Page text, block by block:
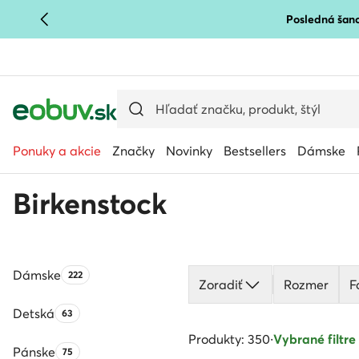
PREJSŤ NA HLAVNÝ OBSAH Posledná
Ponuky a akcie Značky Novinky Bestsellers Dámske
Birkenstock
DámskePočet produktov:
222
DetskáPočet produktov:
63
PánskePočet produktov:
75
Zoradiť Rozmer
Produkty: 350·Vybrané filtre